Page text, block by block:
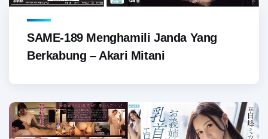
SAME-189 Menghamili Janda Yang
Berkabung – Akari Mitani